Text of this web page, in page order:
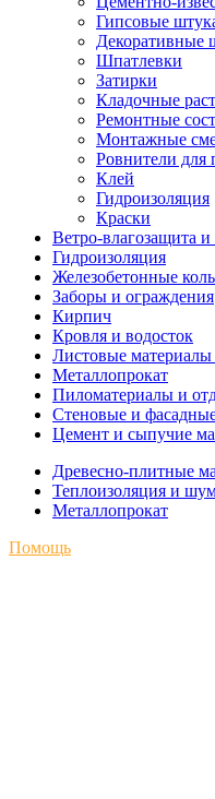
Гипсовые
Декоративные
Шпатлевки
Затирки
Кладочные
Ремонтные
Монтажные
Ровнители для
Клей
Гидроизоляция
Краски
Ветро-влагозащита
Гидроизоляция
Железобетонные
Заборы и ограждения
Кирпич
Кровля и водосток
Листовые
Металлопрокат
Пиломатериалы и
Стеновые и
Цемент и сыпучие
Древесно-плитные
Теплоизоляция и
Металлопрокат
Помощь